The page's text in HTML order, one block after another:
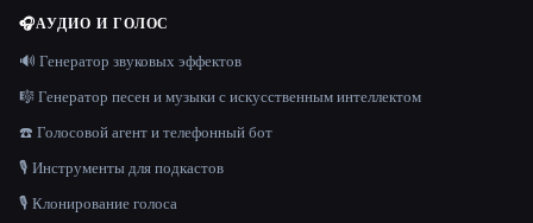
🎧АУДИО И ГОЛОС
🔊 Генератор звуковых эффектов
🎼 Генератор песен и музыки с искусственным интеллектом
☎️ Голосовой агент и телефонный бот
🎙️ Инструменты для подкастов
🎙️ Клонирование голоса